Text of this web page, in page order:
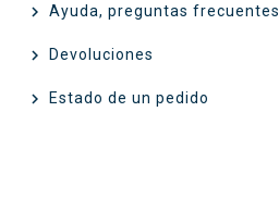
 Ayuda, preguntas frecuentes
 Devoluciones
 Estado de un pedido